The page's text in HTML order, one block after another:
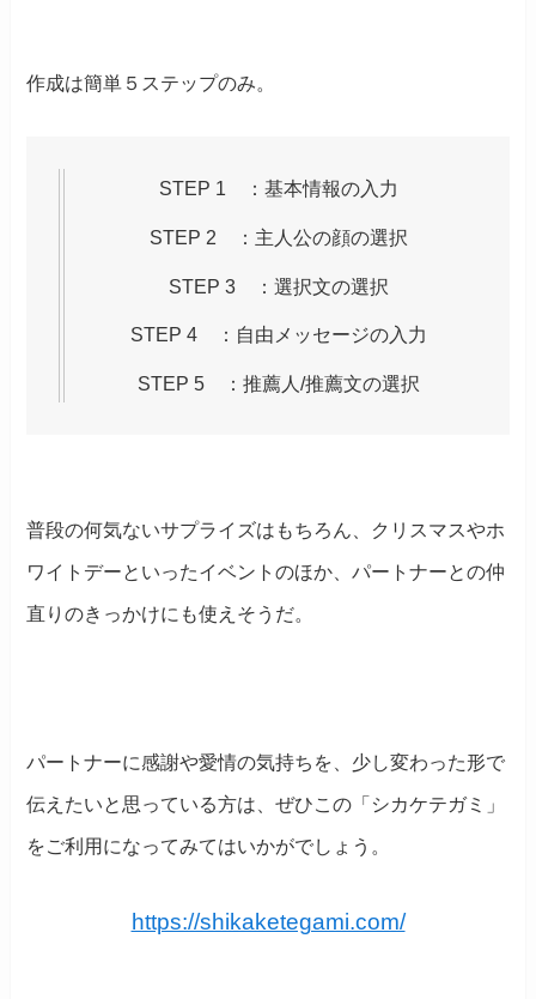
作成は簡単５ステップのみ。
STEP 1 ：基本情報の入力
STEP 2 ：主人公の顔の選択
STEP 3 ：選択文の選択
STEP 4 ：自由メッセージの入力
STEP 5 ：推薦人/推薦文の選択
普段の何気ないサプライズはもちろん、クリスマスやホ
ワイトデーといったイベントのほか、パートナーとの仲
直りのきっかけにも使えそうだ。
パートナーに感謝や愛情の気持ちを、少し変わった形で
伝えたいと思っている方は、ぜひこの「シカケテガミ」
をご利用になってみてはいかがでしょう。
https://shikaketegami.com/